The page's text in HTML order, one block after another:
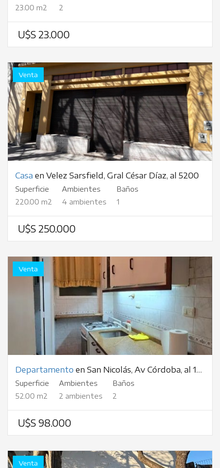
23.00 m2
2
U$S 23.000
Venta
Casa en Velez Sarsfield, Gral César Díaz, al 5200
Superficie
220.00 m2
Ambientes
4 ambientes
Baños
1
U$S 250.000
Venta
Departamento en San Nicolás, Av Córdoba, al 1300
Superficie
52.00 m2
Ambientes
2 ambientes
Baños
2
U$S 98.000
Venta